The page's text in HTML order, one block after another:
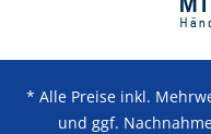
* Alle Preise inkl.
und ggf.